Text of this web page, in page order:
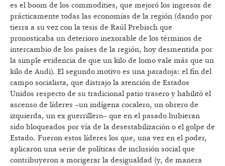
es el boom de los commodities, que mejoró los ingresos de
prácticamente todas las economías de la región (dando por
tierra a su vez con la tesis de Raúl Prebisch que
pronosticaba un deterioro inexorable de los términos de
intercambio de los países de la región, hoy desmentida por
la simple evidencia de que un kilo de lomo vale más que un
kilo de Audi). El segundo motivo es una paradoja: el fin del
campo socialista, que distrajo la atención de Estados
Unidos respecto de su tradicional patio trasero y habilitó el
ascenso de líderes –un indígena cocalero, un obrero de
izquierda, un ex guerrillero– que en el pasado hubieran
sido bloqueados por vía de la desestabilización o el golpe de
Estado. Fueron estos líderes los que, una vez en el poder,
aplicaron una serie de políticas de inclusión social que
contribuyeron a morigerar la desigualdad (y, de manera